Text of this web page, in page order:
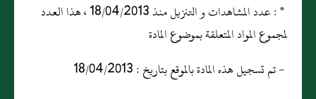
* : عدد المشاهدات و التنزيل منذ 18/04/2013 ، هذا العدد
لمجموع المواد المتعلقة بموضوع المادة
- تم تسجيل هذه المادة بالموقع بتاريخ : 18/04/2013